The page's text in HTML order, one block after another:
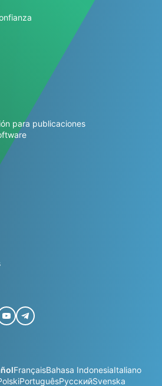
para publicaciones
FrançaisBahasa IndonesiaItaliano
PortuguêsРусскийSvenska